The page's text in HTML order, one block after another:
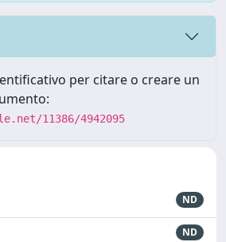
per citare o creare un
11386/4942095
ND
ND